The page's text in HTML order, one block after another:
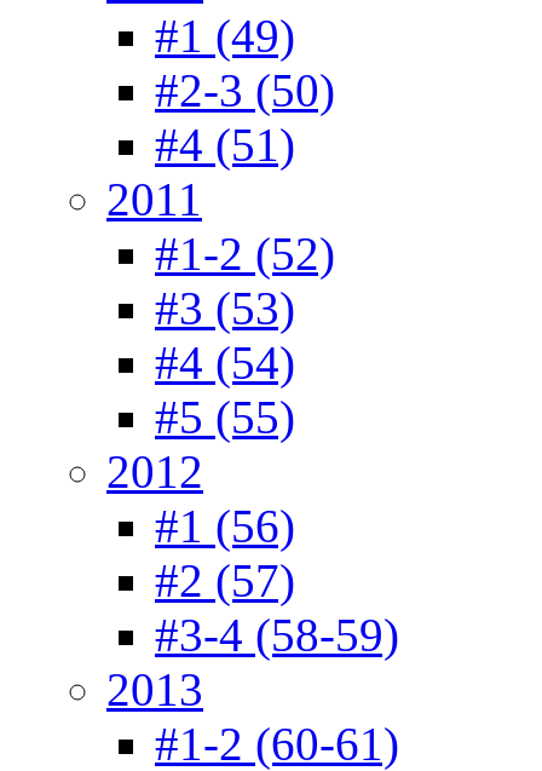
#1 (49)
#2-3 (50)
#4 (51)
2011
#1-2 (52)
#3 (53)
#4 (54)
#5 (55)
2012
#1 (56)
#2 (57)
#3-4 (58-59)
2013
#1-2 (60-61)